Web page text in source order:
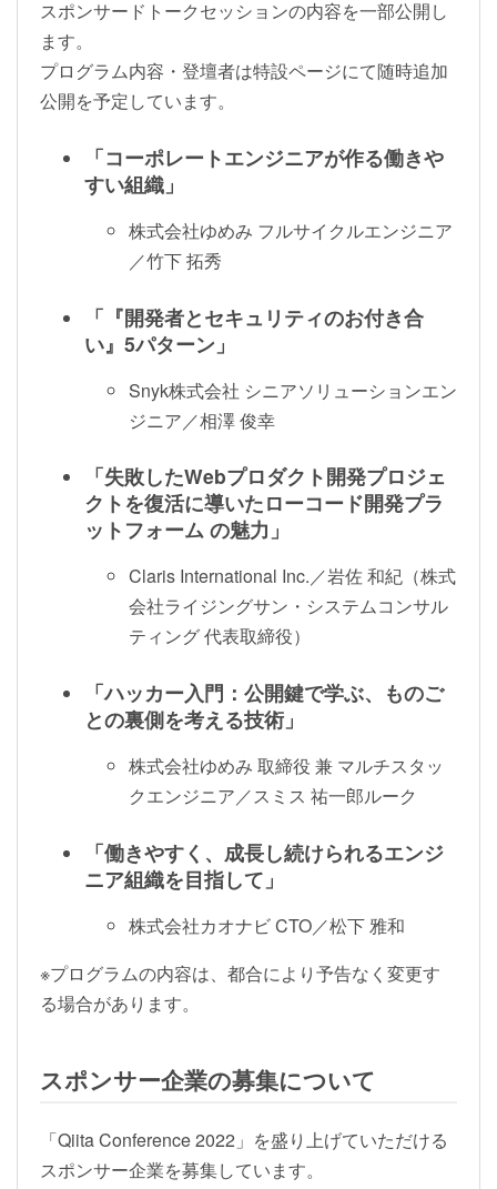
スポンサードトークセッションの内容を一部公開し
ます。
プログラム内容・登壇者は特設ページにて随時追加
公開を予定しています。
「コーポレートエンジニアが作る働きや
すい組織」
株式会社ゆめみ フルサイクルエンジニア
／竹下 拓秀
「『開発者とセキュリティのお付き合
い』5パターン」
Snyk株式会社 シニアソリューションエン
ジニア／相澤 俊幸
「失敗したWebプロダクト開発プロジェ
クトを復活に導いたローコード開発プラ
ットフォーム の魅力」
Claris International Inc.／岩佐 和紀（株式
会社ライジングサン・システムコンサル
ティング 代表取締役）
「ハッカー入門：公開鍵で学ぶ、ものご
との裏側を考える技術」
株式会社ゆめみ 取締役 兼 マルチスタッ
クエンジニア／スミス 祐一郎ルーク
「働きやすく、成長し続けられるエンジ
ニア組織を目指して」
株式会社カオナビ CTO／松下 雅和
※プログラムの内容は、都合により予告なく変更す
る場合があります。
スポンサー企業の募集について
「Qiita Conference 2022」を盛り上げていただける
スポンサー企業を募集しています。